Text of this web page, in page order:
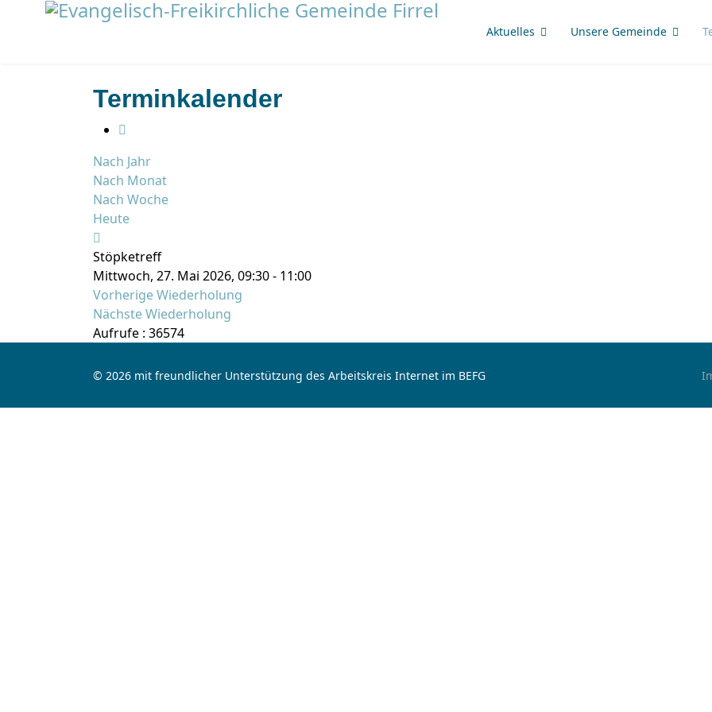
Aktuelles Unsere Gemeinde
Terminkalender
Nach Jahr
Nach Monat
Nach Woche
Heute
Stöpketreff
Mittwoch, 27. Mai 2026, 09:30 - 11:00
Vorherige Wiederholung
Nächste Wiederholung
Aufrufe : 36574
© 2026 mit freundlicher Unterstützung des Arbeitskreis Internet im BEFG